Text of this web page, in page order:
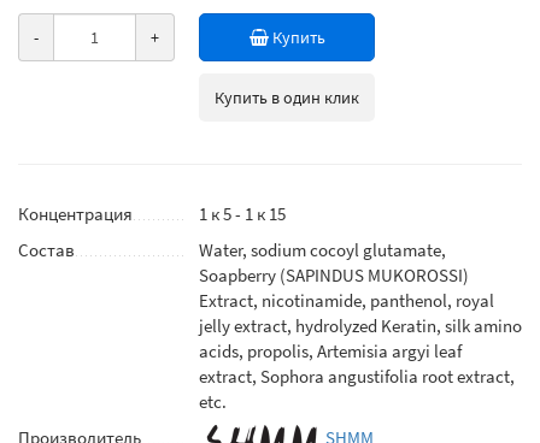
- + Купить
Купить в один клик
Концентрация
1 к 5 - 1 к 15
Состав
Water, sodium cocoyl glutamate,
Soapberry (SAPINDUS MUKOROSSI)
Extract, nicotinamide, panthenol, royal
jelly extract, hydrolyzed Keratin, silk amino
acids, propolis, Artemisia argyi leaf
extract, Sophora angustifolia root extract,
etc.
Производитель
SHMM